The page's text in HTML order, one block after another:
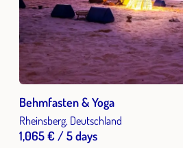
Behmfasten & Yoga
Rheinsberg, Deutschland
1,065 € / 5 days